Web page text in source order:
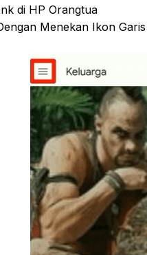
di HP Orangtua
Menekan Ikon